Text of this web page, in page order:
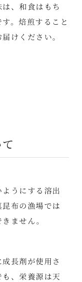
、和食はもち
。焙煎すること
けください。
うにする溶出
布の漁場では
ません。
長剤が使用さ
、栄養源は天